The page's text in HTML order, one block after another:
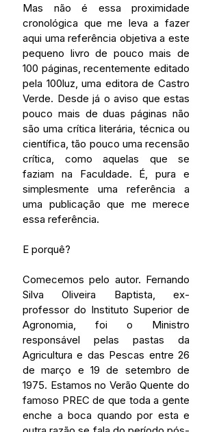
Mas não é essa proximidade
cronológica que me leva a fazer
aqui uma referência objetiva a este
pequeno livro de pouco mais de
100 páginas, recentemente editado
pela 100luz, uma editora de Castro
Verde. Desde já o aviso que estas
pouco mais de duas páginas não
são uma crítica literária, técnica ou
científica, tão pouco uma recensão
crítica, como aquelas que se
faziam na Faculdade. É, pura e
simplesmente uma referência a
uma publicação que me merece
essa referência.
E porquê?
Comecemos pelo autor. Fernando
Silva Oliveira Baptista, ex-
professor do Instituto Superior de
Agronomia, foi o Ministro
responsável pelas pastas da
Agricultura e das Pescas entre 26
de março e 19 de setembro de
1975. Estamos no Verão Quente do
famoso PREC de que toda a gente
enche a boca quando por esta e